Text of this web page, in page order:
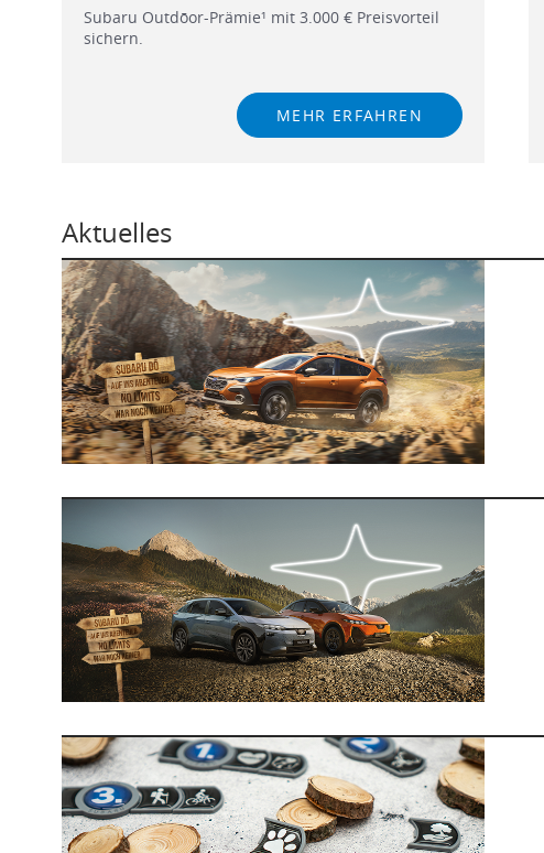
Subaru Outdōor-Prämie¹ mit 3.000 € Preisvorteil
sichern.
MEHR ERFAHREN
Aktuelles